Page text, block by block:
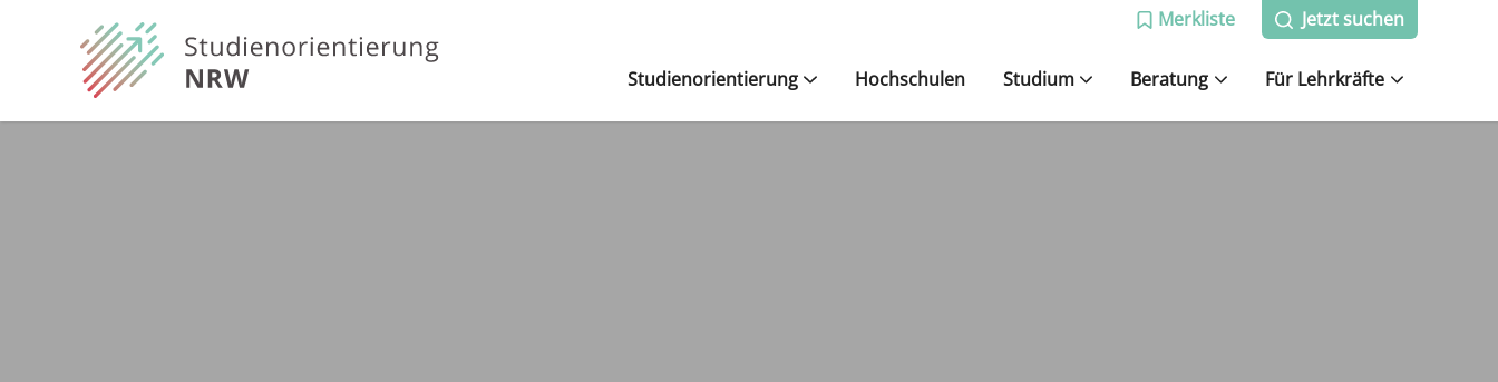
Merkliste Jetzt suchen
Studienorientierung Hochschulen Studium Beratung Für Lehrkräfte